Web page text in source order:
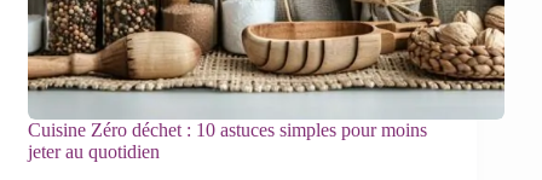
Cuisine Zéro déchet : 10 astuces simples pour moins
jeter au quotidien